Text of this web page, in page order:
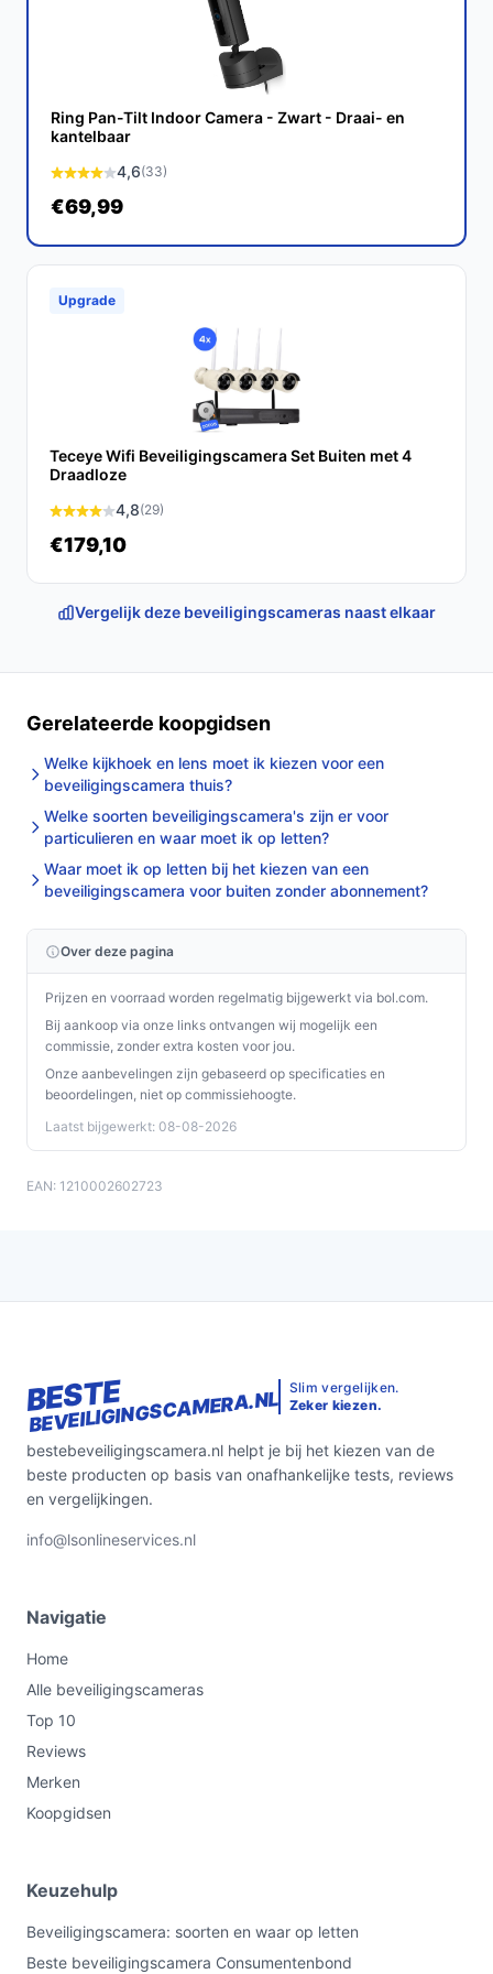
AI-detectie, wat zorgt voor een meer gerichte en
De TAPO C246D beveiligingscamera is een uitstekende
keuze voor iedereen die op zoek is naar een veelzijdige
geavanceerde functies en gebruiksvriendelijke
installatie is deze camera een waardevolle aanvulling op
jouw beveiligingssystemen.
bestebeveiligingscamera.nl. Kies bewust wat perfect
past bij jouw behoeften!
Ring Pan-Tilt Indoor Camera - Zwart - Draai- en
kantelbaar
4,6(33)
€69,99
Upgrade
Teceye Wifi Beveiligingscamera Set Buiten met 4
Draadloze
4,8(29)
€179,10
Vergelijk deze beveiligingscameras naast elkaar
Gerelateerde koopgidsen
Welke kijkhoek en lens moet ik kiezen voor een
beveiligingscamera thuis?
Welke soorten beveiligingscamera's zijn er voor
particulieren en waar moet ik op letten?
Waar moet ik op letten bij het kiezen van een
beveiligingscamera voor buiten zonder abonnement?
Over deze pagina
Prijzen en voorraad worden regelmatig bijgewerkt via bol.com.
Bij aankoop via onze links ontvangen wij mogelijk een
commissie, zonder extra kosten voor jou.
Onze aanbevelingen zijn gebaseerd op specificaties en
beoordelingen, niet op commissiehoogte.
Laatst bijgewerkt: 08-08-2026
EAN: 1210002602723
BESTE
BEVEILIGINGSCAMERA.NL Slim vergelijken.
Zeker kiezen.
bestebeveiligingscamera.nl helpt je bij het kiezen van de
beste producten op basis van onafhankelijke tests, reviews
en vergelijkingen.
info@lsonlineservices.nl
Navigatie
Home
Alle beveiligingscameras
Top 10
Reviews
Merken
Koopgidsen
Keuzehulp
Beveiligingscamera: soorten en waar op letten
Beste beveiligingscamera Consumentenbond